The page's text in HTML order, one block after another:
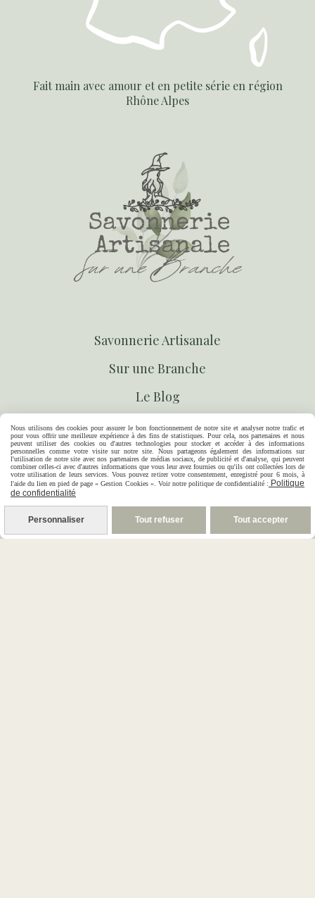
Fait main avec amour et en petite série en région
Rhône Alpes
Savonnerie Artisanale
Sur une Branche
Le Blog
Contact
07-80-02-73-76
Nous utilisons des cookies pour assurer le bon fonctionnement de notre site et analyser notre trafic et
pour vous offrir une meilleure expérience à des fins de statistiques. Pour cela, nos partenaires et nous
peuvent utiliser des cookies ou d'autres technologies pour stocker et accéder à des informations
personnelles comme votre visite sur notre site. Nous partageons également des informations sur
l'utilisation de notre site avec nos partenaires de médias sociaux, de publicité et d'analyse, qui peuvent
combiner celles-ci avec d'autres informations que vous leur avez fournies ou qu'ils ont collectées lors de
votre utilisation de leurs services. Vous pouvez retirer votre consentement, enregistré pour 6 mois, à
l'aide du lien en pied de page « Gestion Cookies ». Voir notre politique de confidentialité : Politique
de confidentialité
Personnaliser Tout refuser Tout accepter